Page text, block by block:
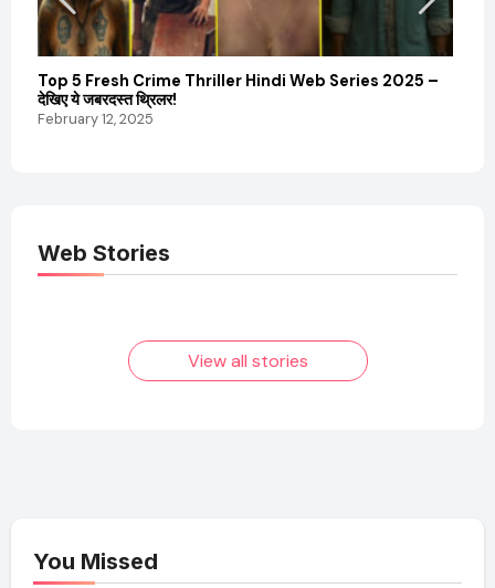
Top 5 Fresh Crime Thriller Hindi Web Series 2025 –
देखिए ये जबरदस्त थ्रिलर!
February 12, 2025
Web Stories
Elvish Yadav: एक
आम लड़के से यूट्यूबर
फिल्मों का जादू और उनका
View all stories
You Missed